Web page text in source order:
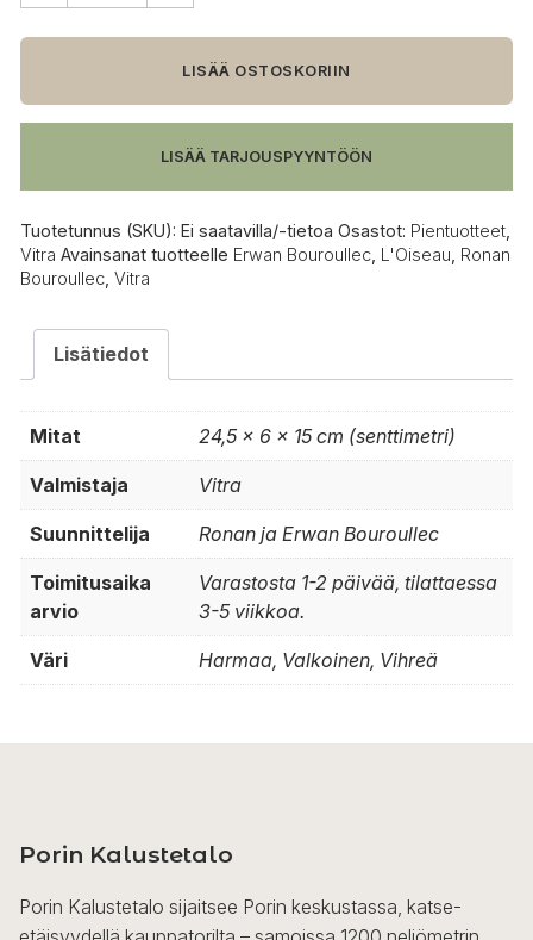
keramiikkalintu
LISÄÄ OSTOSKORIIN
LISÄÄ TARJOUSPYYNTÖÖN
Tuotetunnus (SKU): Ei saatavilla/-tietoa Osastot: Pientuotteet
Vitra Avainsanat tuotteelle Erwan Bouroullec L'Oiseau Ronan
Bouroullec Vitra
Lisätiedot
Mitat 24,5 × 6 × 15 cm (senttimetri)
Valmistaja Vitra
Suunnittelija Ronan ja Erwan Bouroullec
Toimitusaika
arvio
Varastosta 1-2 päivää, tilattaessa
3-5 viikkoa.
Väri Harmaa, Valkoinen, Vihreä
Porin Kalustetalo
Porin Kalustetalo sijaitsee Porin keskustassa, katse-